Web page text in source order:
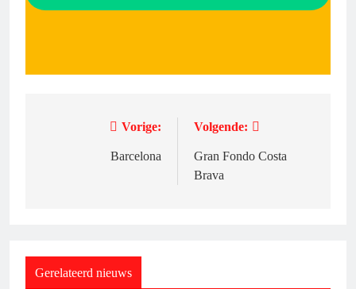
navigatie
Vorige:
Barcelona
Volgende:
Gran Fondo Costa
Brava
Gerelateerd nieuws